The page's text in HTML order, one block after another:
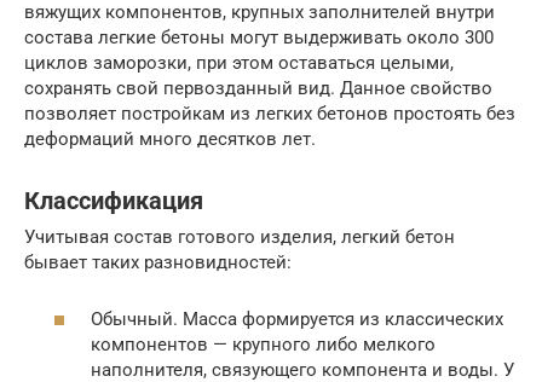
вяжущих компонентов, крупных заполнителей внутри
состава легкие бетоны могут выдерживать около 300
циклов заморозки, при этом оставаться целыми,
сохранять свой первозданный вид. Данное свойство
позволяет постройкам из легких бетонов простоять без
деформаций много десятков лет.
Классификация
Учитывая состав готового изделия, легкий бетон
бывает таких разновидностей:
Обычный. Масса формируется из классических
компонентов — крупного либо мелкого
наполнителя, связующего компонента и воды. У